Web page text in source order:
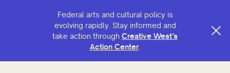
Federal arts and cultural policy is
evolving rapidly. Stay informed and
take action through Creative West’s
Action Center.